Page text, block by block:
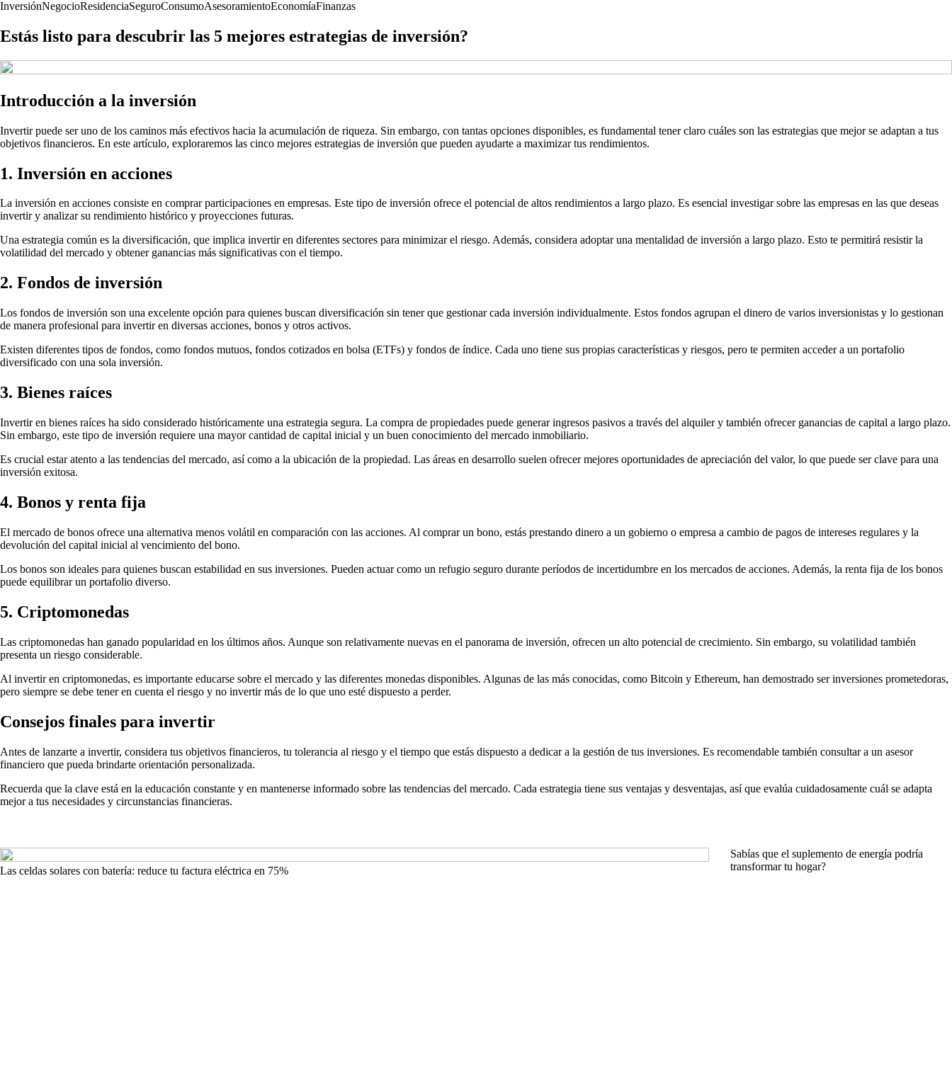
InversiónNegocioResidenciaSeguroConsumoAsesoramientoEconomíaFinanzas
Estás listo para descubrir las 5 mejores estrategias de inversión?
Introducción a la inversión
Invertir puede ser uno de los caminos más efectivos hacia la acumulación de riqueza. Sin embargo, con tantas opciones disponibles, es fundamental tener claro cuáles son las estrategias que mejor se adaptan a tus
objetivos financieros. En este artículo, exploraremos las cinco mejores estrategias de inversión que pueden ayudarte a maximizar tus rendimientos.
1. Inversión en acciones
La inversión en acciones consiste en comprar participaciones en empresas. Este tipo de inversión ofrece el potencial de altos rendimientos a largo plazo. Es esencial investigar sobre las empresas en las que deseas
invertir y analizar su rendimiento histórico y proyecciones futuras.
Una estrategia común es la diversificación, que implica invertir en diferentes sectores para minimizar el riesgo. Además, considera adoptar una mentalidad de inversión a largo plazo. Esto te permitirá resistir la
volatilidad del mercado y obtener ganancias más significativas con el tiempo.
2. Fondos de inversión
Los fondos de inversión son una excelente opción para quienes buscan diversificación sin tener que gestionar cada inversión individualmente. Estos fondos agrupan el dinero de varios inversionistas y lo gestionan
de manera profesional para invertir en diversas acciones, bonos y otros activos.
Existen diferentes tipos de fondos, como fondos mutuos, fondos cotizados en bolsa (ETFs) y fondos de índice. Cada uno tiene sus propias características y riesgos, pero te permiten acceder a un portafolio
diversificado con una sola inversión.
3. Bienes raíces
Invertir en bienes raíces ha sido considerado históricamente una estrategia segura. La compra de propiedades puede generar ingresos pasivos a través del alquiler y también ofrecer ganancias de capital a largo plazo.
Sin embargo, este tipo de inversión requiere una mayor cantidad de capital inicial y un buen conocimiento del mercado inmobiliario.
Es crucial estar atento a las tendencias del mercado, así como a la ubicación de la propiedad. Las áreas en desarrollo suelen ofrecer mejores oportunidades de apreciación del valor, lo que puede ser clave para una
inversión exitosa.
4. Bonos y renta fija
El mercado de bonos ofrece una alternativa menos volátil en comparación con las acciones. Al comprar un bono, estás prestando dinero a un gobierno o empresa a cambio de pagos de intereses regulares y la
devolución del capital inicial al vencimiento del bono.
Los bonos son ideales para quienes buscan estabilidad en sus inversiones. Pueden actuar como un refugio seguro durante períodos de incertidumbre en los mercados de acciones. Además, la renta fija de los bonos
puede equilibrar un portafolio diverso.
5. Criptomonedas
Las criptomonedas han ganado popularidad en los últimos años. Aunque son relativamente nuevas en el panorama de inversión, ofrecen un alto potencial de crecimiento. Sin embargo, su volatilidad también
presenta un riesgo considerable.
Al invertir en criptomonedas, es importante educarse sobre el mercado y las diferentes monedas disponibles. Algunas de las más conocidas, como Bitcoin y Ethereum, han demostrado ser inversiones prometedoras,
pero siempre se debe tener en cuenta el riesgo y no invertir más de lo que uno esté dispuesto a perder.
Consejos finales para invertir
Antes de lanzarte a invertir, considera tus objetivos financieros, tu tolerancia al riesgo y el tiempo que estás dispuesto a dedicar a la gestión de tus inversiones. Es recomendable también consultar a un asesor
financiero que pueda brindarte orientación personalizada.
Recuerda que la clave está en la educación constante y en mantenerse informado sobre las tendencias del mercado. Cada estrategia tiene sus ventajas y desventajas, así que evalúa cuidadosamente cuál se adapta
mejor a tus necesidades y circunstancias financieras.
Las celdas solares con batería: reduce tu factura eléctrica en 75%
Sabías que el suplemento de energía podría
transformar tu hogar?